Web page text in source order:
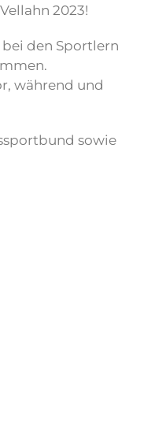
2023!
bei den Sportlern
während und
sowie